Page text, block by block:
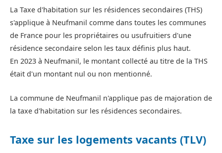
La Taxe d'habitation sur les résidences secondaires (THS)
s'applique à Neufmanil comme dans toutes les communes
de France pour les propriétaires ou usufruitiers d'une
résidence secondaire selon les taux définis plus haut.
En 2023 à Neufmanil, le montant collecté au titre de la THS
était d'un montant nul ou non mentionné.
La commune de Neufmanil n'applique pas de majoration de
la taxe d'habitation sur les résidences secondaires.
Taxe sur les logements vacants (TLV)